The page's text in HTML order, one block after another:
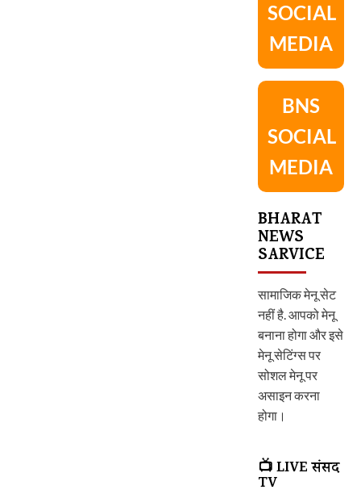
SOCIAL
MEDIA
BNS
SOCIAL
MEDIA
BHARAT
NEWS
SARVICE
सामाजिक मेनू सेट
नहीं है. आपको मेनू
बनाना होगा और इसे
मेनू सेटिंग्स पर
सोशल मेनू पर
असाइन करना
होगा।
📺 LIVE संसद
TV